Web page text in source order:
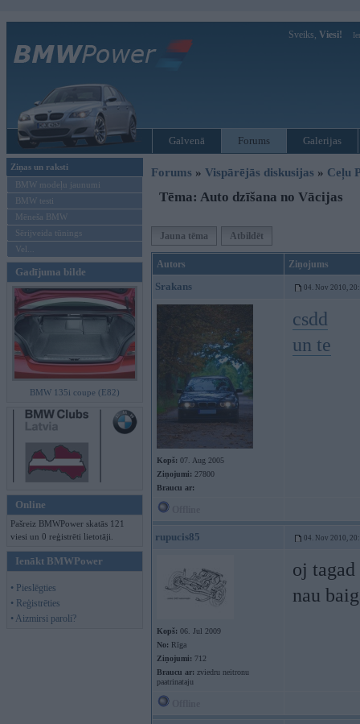
Sveiks, Viesi!
Galvenā Forums Galerijas
Ziņas un raksti
BMW modeļu jaunumi
BMW testi
Mēneša BMW
Sērijveida tūnings
Vel...
Gadījuma bilde
BMW 135i coupe (E82)
Online
Pašreiz BMWPower skatās 121
viesi un 0 reģistrēti lietotāji.
Ienākt BMWPower
• Pieslēgties
• Reģistrēties
• Aizmirsi paroli?
Forums » Vispārējās diskusijas » Ceļu
Tēma: Auto dzīšana no Vācijas
Jauna tēma Atbildēt
Autors Ziņojums
Srakans 04. Nov 2010,
Kopš: 07. Aug 2005
Ziņojumi: 27800
Braucu ar:
csdd
un te
rupucis85 04. Nov 2010,
Kopš: 06. Jul 2009
No: Rīga
Ziņojumi: 712
Braucu ar: zviedru neitronu
paatrinataju
oj
nau